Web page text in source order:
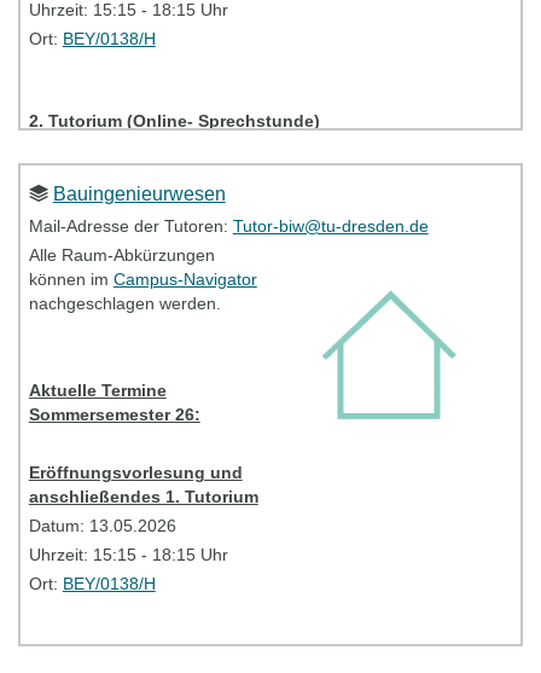
Uhrzeit: 15:15 - 18:15 Uhr
Ort: BEY/0138/H
2. Tutorium (Online- Sprechstunde)
Link:BBB
Bitte kontaktieren Sie bei Problemen Ihre TutorInnen
(Mailadresse siehe oben).
Bauingenieurwesen
Mail-Adresse der Tutoren: Tutor-biw@tu-dresden.de
Alle Raum-Abkürzungen
können im Campus-Navigator
nachgeschlagen werden.
Aktuelle Termine
Sommersemester 26:
Eröffnungsvorlesung und
anschließendes 1. Tutorium
Datum: 13.05.2026
Uhrzeit: 15:15 - 18:15 Uhr
Ort: BEY/0138/H